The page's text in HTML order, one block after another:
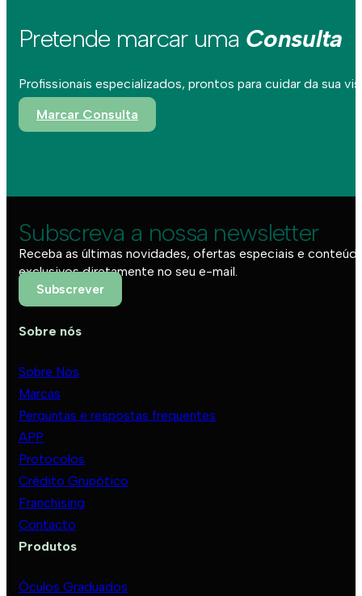
Pretende marcar uma Consulta
Profissionais especializados, prontos para cuidar da sua
Marcar Consulta
Subscreva a nossa newsletter
Receba as últimas novidades, ofertas especiais e
exclusivos diretamente no seu e-mail.
Subscrever
Sobre nós
Sobre Nós
Marcas
Perguntas e respostas frequentes
APP
Protocolos
Crédito Grupótico
Franchising
Contacto
Produtos
Óculos Graduados